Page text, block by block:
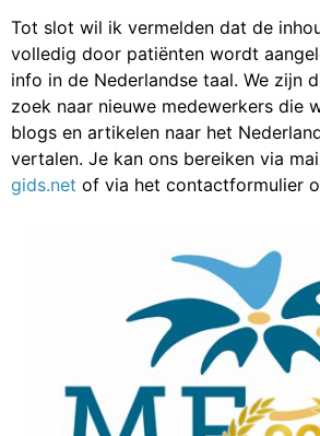
Tot slot wil ik vermelden dat de
volledig door patiënten wordt
info in de Nederlandse taal. We zijn
zoek naar nieuwe medewerkers die
blogs en artikelen naar het
vertalen. Je kan ons bereiken via
gids.net of via het contactformulier